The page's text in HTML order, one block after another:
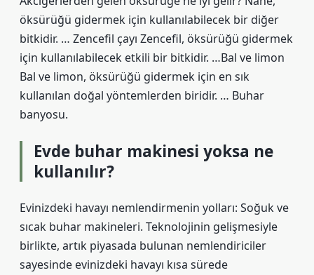
öksürüğü gidermek için kullanılabilecek bir diğer
bitkidir. … Zencefil çayı Zencefil, öksürüğü gidermek
için kullanılabilecek etkili bir bitkidir. …Bal ve limon
Bal ve limon, öksürüğü gidermek için en sık
kullanılan doğal yöntemlerden biridir. … Buhar
banyosu.
Evde buhar makinesi yoksa ne
kullanılır?
Evinizdeki havayı nemlendirmenin yolları: Soğuk ve
sıcak buhar makineleri. Teknolojinin gelişmesiyle
birlikte, artık piyasada bulunan nemlendiriciler
sayesinde evinizdeki havayı kısa sürede